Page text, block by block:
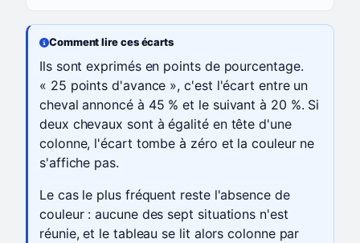
Comment lire ces écarts
Ils sont exprimés en points de pourcentage.
« 25 points d'avance », c'est l'écart entre un
cheval annoncé à 45 % et le suivant à 20 %. Si
deux chevaux sont à égalité en tête d'une
colonne, l'écart tombe à zéro et la couleur ne
s'affiche pas.
Le cas le plus fréquent reste l'absence de
couleur : aucune des sept situations n'est
réunie, et le tableau se lit alors colonne par